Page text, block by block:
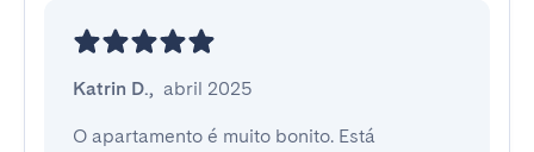
Katrin D., abril 2025
O apartamento é muito bonito. Está